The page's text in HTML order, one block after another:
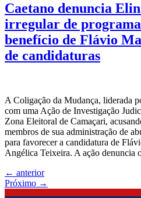
Caetano denuncia
irregular de
benefício de Flávio
de candidaturas
A Coligação da Mudança, liderada
com uma Ação de Investigação
Zona Eleitoral de Camaçari,
membros de sua administração de
para favorecer a candidatura de
Angélica Teixeira. A ação
← anterior
Próximo →